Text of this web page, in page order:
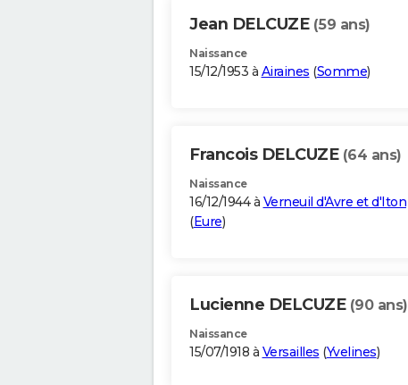
Jean DELCUZE (59 ans)
Naissance
15/12/1953 à Airaines (Somme)
Francois DELCUZE (64 ans)
Naissance
16/12/1944 à Verneuil d'Avre et d'Iton
(Eure)
Lucienne DELCUZE (90 ans)
Naissance
15/07/1918 à Versailles (Yvelines)